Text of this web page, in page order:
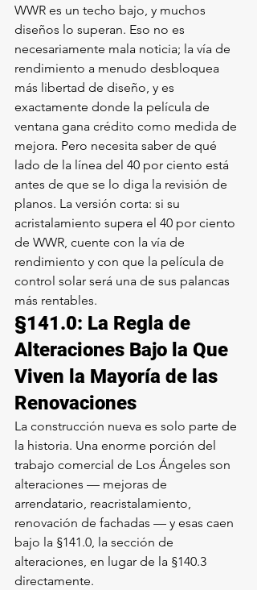
WWR es un techo bajo, y muchos
diseños lo superan. Eso no es
necesariamente mala noticia; la vía de
rendimiento a menudo desbloquea
más libertad de diseño, y es
exactamente donde la película de
ventana gana crédito como medida de
mejora. Pero necesita saber de qué
lado de la línea del 40 por ciento está
antes de que se lo diga la revisión de
planos. La versión corta: si su
acristalamiento supera el 40 por ciento
de WWR, cuente con la vía de
rendimiento y con que la película de
control solar será una de sus palancas
más rentables.
§141.0: La Regla de
Alteraciones Bajo la Que
Viven la Mayoría de las
Renovaciones
La construcción nueva es solo parte de
la historia. Una enorme porción del
trabajo comercial de Los Ángeles son
alteraciones — mejoras de
arrendatario, reacristalamiento,
renovación de fachadas — y esas caen
bajo la §141.0, la sección de
alteraciones, en lugar de la §140.3
directamente.